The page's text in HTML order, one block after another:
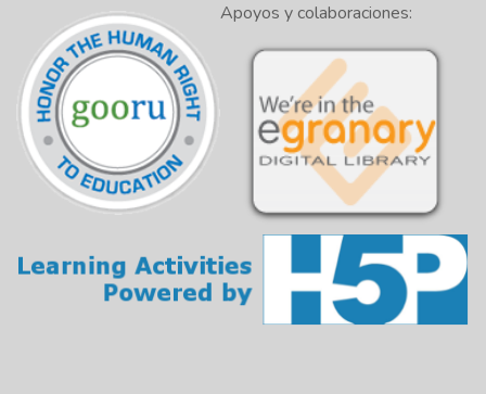
Apoyos y colaboraciones: